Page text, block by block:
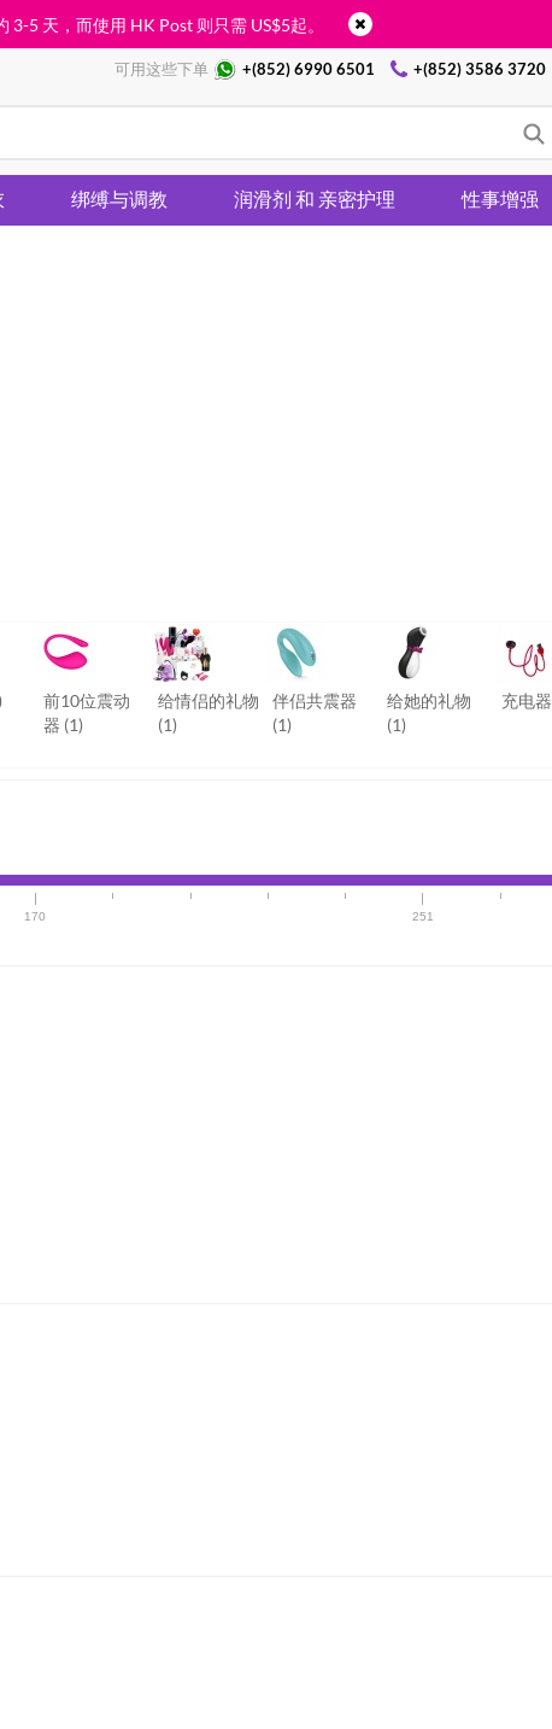
3-5 天，而使用 HK Post 则只需 US$5起。
可用这些下单 +(852) 6990 6501 +(852) 3586 3720
绑缚与调教 润滑剂 和 亲密护理 性事增强
前10位震动
器 (1)
给情侣的礼物
(1)
伴侣共震器
(1)
给她的礼物
(1)
充电器
170 251